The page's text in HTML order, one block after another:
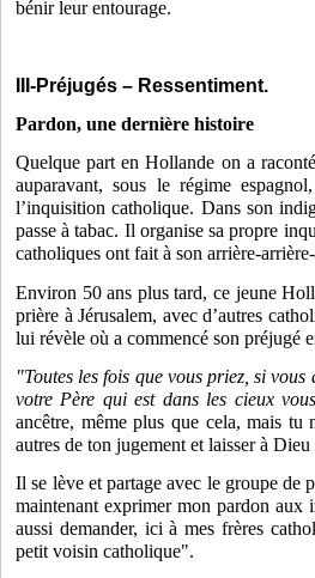
bénir leur entourage.
III-Préjugés – Ressentiment.
Pardon, une dernière histoire
Quelque part en Hollande on a
auparavant, sous le régime
l’inquisition catholique. Dans son
passe à tabac. Il organise sa propre
catholiques ont fait à son arrière-
Environ 50 ans plus tard, ce jeune
prière à Jérusalem, avec d’autres
lui révèle où a commencé son préjugé
"Toutes les fois que vous priez, si
votre Père qui est dans les cieux
ancêtre, même plus que cela, mais tu
autres de ton jugement et laisser à
Il se lève et partage avec le groupe de
maintenant exprimer mon pardon aux
aussi demander, ici à mes frères
petit voisin catholique".